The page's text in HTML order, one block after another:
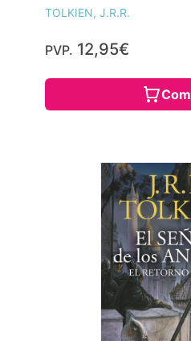
TOLKIEN, J.R.R.
PVP. 12,95€